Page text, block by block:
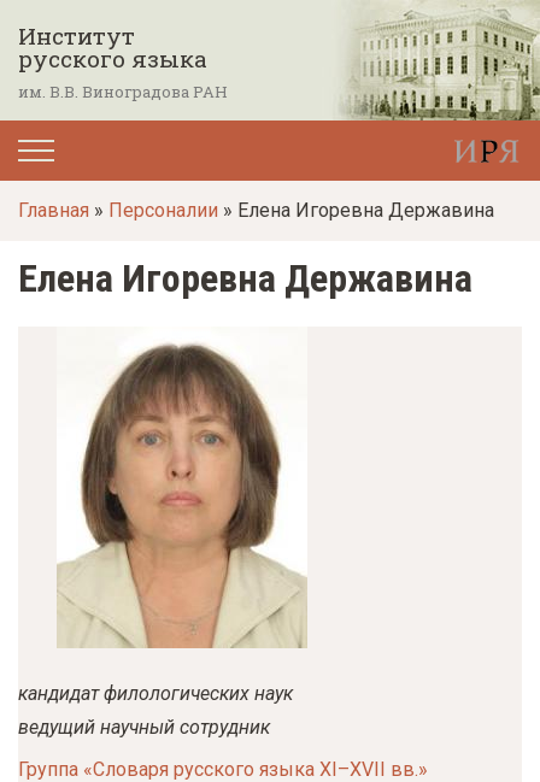
е
т
Институт
русского языка
им. В.В. Виноградова РАН
Главная » Персоналии » Елена Игоревна Державина
Елена Игоревна Державина
кандидат филологических наук
ведущий научный сотрудник
Группа «Словаря русского языка XI–XVII вв.»